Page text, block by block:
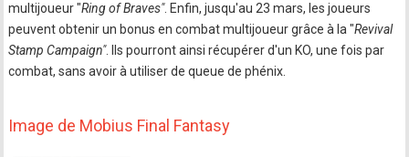
multijoueur "Ring of Braves". Enfin, jusqu'au 23 mars, les joueurs
peuvent obtenir un bonus en combat multijoueur grâce à la "Revival
Stamp Campaign". Ils pourront ainsi récupérer d'un KO, une fois par
combat, sans avoir à utiliser de queue de phénix.
Image de Mobius Final Fantasy